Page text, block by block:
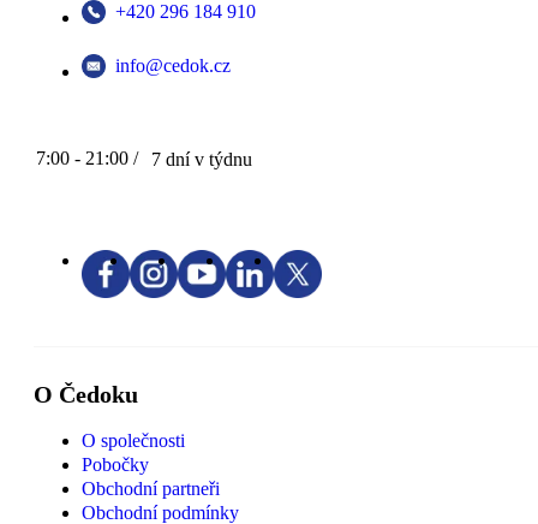
+420 296 184 910
info@cedok.cz
7:00 - 21:00 / 7 dní v týdnu
O Čedoku
O společnosti
Pobočky
Obchodní partneři
Obchodní podmínky